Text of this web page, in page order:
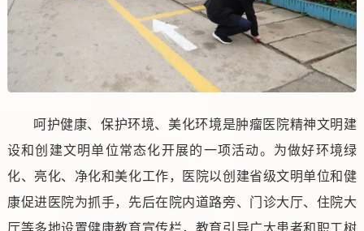
呵护健康、保护环境、美化环境是肿瘤医院精神文明建
设和创建文明单位常态化开展的一项活动。为做好环境绿
化、亮化、净化和美化工作，医院以创建省级文明单位和健
康促进医院为抓手，先后在院内道路旁、门诊大厅、住院大